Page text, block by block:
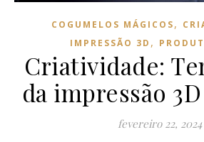
COGUMELOS MÁGICOS,
IMPRESSÃO 3D ,
Criatividade:
da impressão
fevereiro 22, 2024